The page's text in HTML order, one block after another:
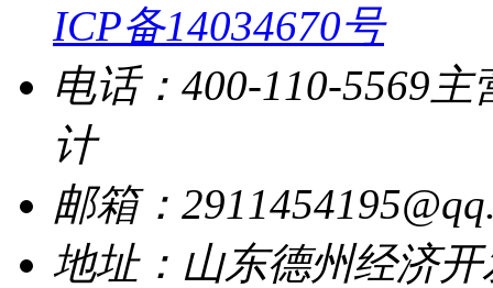
ICP备14034670号
电话：400-110-5569 主
计
邮箱：
地址：山东德州经济